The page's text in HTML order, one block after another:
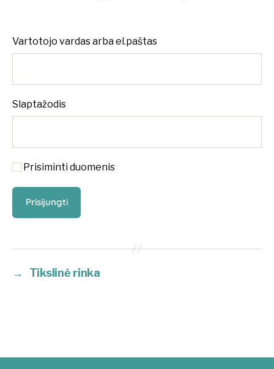
Vartotojo vardas arba el.paštas
Slaptažodis
Prisiminti duomenis
→ Tikslinė rinka